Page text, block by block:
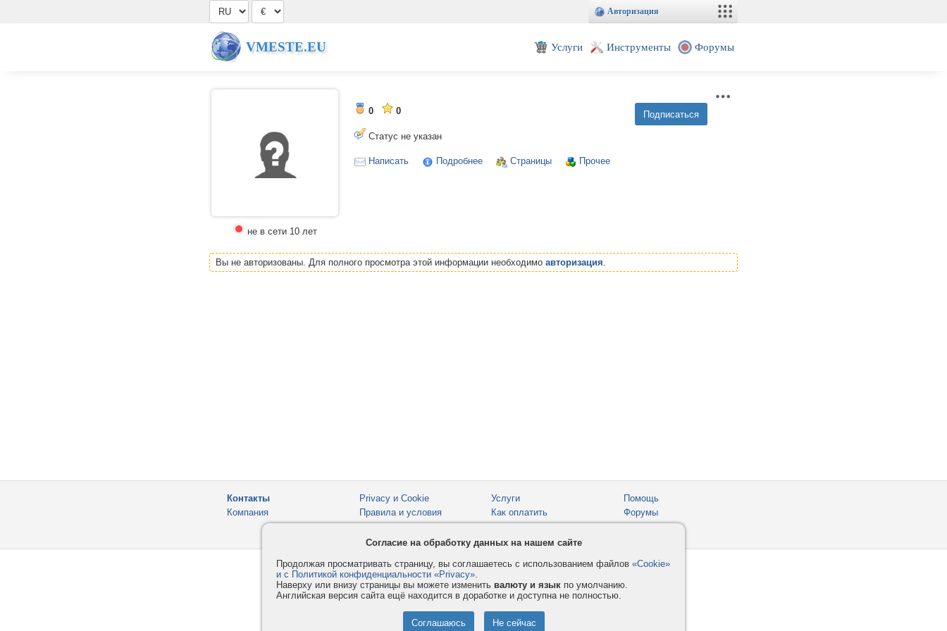
Авторизация
VMESTE.EU Услуги Инструменты Форумы
не в сети 10 лет
0 0
Статус не указан
Написать Подробнее Страницы Прочее
Вы не авторизованы. Для полного просмотра этой информации необходимо авторизация.
Контакты
Компания
Privacy и Cookie
Правила и условия
Услуги
Как оплатить
Помощь
Форумы
Согласие на обработку данных на нашем сайте
Продолжая просматривать страницу, вы соглашаетесь с использованием файлов «Cookie»
и с Политикой конфиденциальности «Privacy».
Наверху или внизу страницы вы можете изменить валюту и язык по умолчанию.
Английская версия сайта ещё находится в доработке и доступна не полностью.